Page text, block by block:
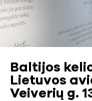
Baltijos
Lietuvos
Veiverių g.